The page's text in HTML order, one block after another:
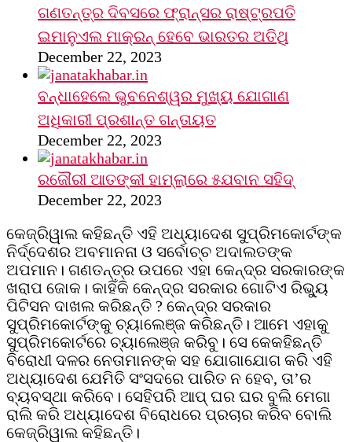
ଗଣତନ୍ତ୍ର ଦିବସରେ ଫ୍ରାନ୍ସର ରାଷ୍ଟ୍ରପତି
ଇମାନୁଏଲ ମାକ୍ରନ୍‌ ହେବେ ଭାରତର ଅତିଥି
December 22, 2023
ବନ୍ଧାହେଲେ ଭୁବନେଶ୍ୱର ମୁଖ୍ୟ ଯୋଗାଣ
ଅଧିକାରୀ ପ୍ରଶାନ୍ତ ଗନ୍ତାୟତ
December 22, 2023
ରଜୌରୀ ଆତଙ୍କୀ ହାମ୍‌ଲାରେ ୫ଯବାନ ସହିଦ୍
December 22, 2023
କେଜ୍ରିୱାଲ କହିଛନ୍ତି ଏହି ଅଧ୍ୟାଦେଶ ସୁପ୍ରିମକୋର୍ଟଙ୍କ
ନିର୍ଦ୍ଦେଶର ଅବମାନନା ଓ ସର୍ବୋଚ୍ଚ ଅଦାଲତଙ୍କ
ଅପମାନ। ଗଣତନ୍ତ୍ର ଉପରେ ଏହା କେନ୍ଦ୍ର ସରକାରଙ୍କ
ଖରାପ ଜୋକ। କାହିଁକି କେନ୍ଦ୍ର ସରକାର ଗୋଟିଏ ରିଭ୍ୟୁ
ପିଟିସନ ଦାଖଲ କରିଛନ୍ତି ? କେନ୍ଦ୍ର ସରକାର
ସୁପ୍ରିମକୋର୍ଟଙ୍କୁ ଚ୍ୟାଲେଞ୍ଜ କରିଛନ୍ତି। ଆମେ ଏହାକୁ
ସୁପ୍ରିମକୋର୍ଟରେ ଚ୍ୟାଲେଞ୍ଜ କରିବୁ। ସେ କେକହିଛନ୍ତି
ବିରୋଧୀ ଦଳର ନେତାମାନଙ୍କ ସହ ଯୋଗାଯୋଗ କରି ଏହି
ଅଧ୍ୟାଦେଶ ଯେମିତି ସଂସଦରେ ପାରିତ ନ ହେବ, ତା’ର
ବ୍ୟବସ୍ଥା କରିବେ। ସେହିପରି ଆପ୍‌ ଘର ଘର ବୁଲି ମେଗା
ରାଲି କରି ଅଧ୍ୟାଦେଶ ବିରୋଧରେ ପ୍ରଚାର କରିବ ବୋଲି
କେଜ୍ରିୱାଲ କହିଛନ୍ତି।